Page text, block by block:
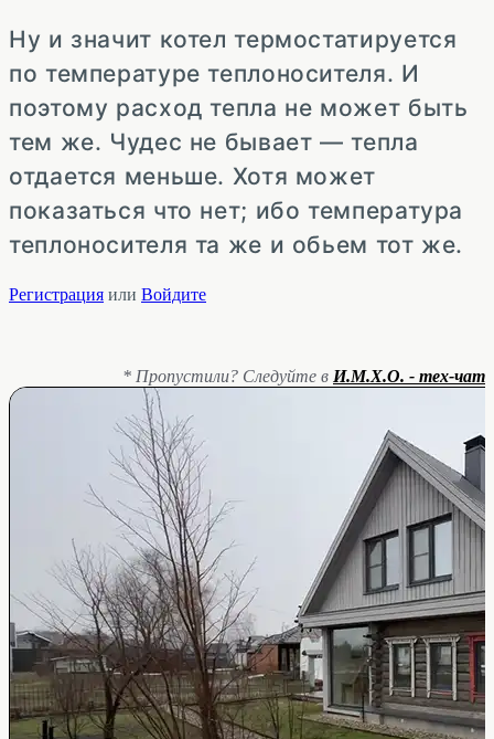
Ну и значит котел термостатируется
по температуре теплоносителя. И
поэтому расход тепла не может быть
тем же. Чудес не бывает — тепла
отдается меньше. Хотя может
показаться что нет; ибо температура
теплоносителя та же и обьем тот же.
Регистрация или Войдите
* Пропустили? Следуйте в И.М.Х.О. - тех-чат